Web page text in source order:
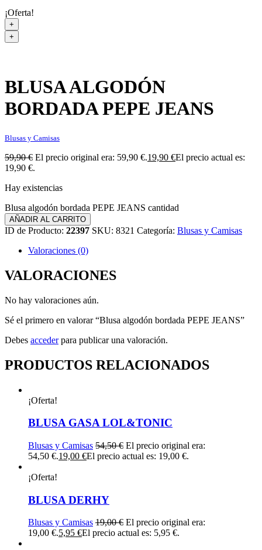
¡Oferta!
+
+
BLUSA ALGODÓN
BORDADA PEPE JEANS
Blusas y Camisas
59,90€ El precio original era: 59,90 €.19,90 €El precio actual es:
19,90 €.
Hay existencias
Blusa algodón bordada PEPE JEANS cantidad
AÑADIR AL CARRITO
ID de Producto: 22397 SKU: 8321 Categoría: Blusas y Camisas
Valoraciones (0)
VALORACIONES
No hay valoraciones aún.
Sé el primero en valorar “Blusa algodón bordada PEPE JEANS”
Debes accederpara publicar una valoración.
PRODUCTOS RELACIONADOS
¡Oferta!
BLUSA GASA LOL&TONIC
Blusas y Camisas 54,50€ El precio original era:
54,50 €.19,00 €El precio actual es: 19,00 €.
¡Oferta!
BLUSA DERHY
Blusas y Camisas 19,00€ El precio original era:
19,00 €.5,95 €El precio actual es: 5,95 €.